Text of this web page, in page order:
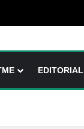
latérale)
EDITORIAL